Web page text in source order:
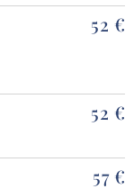
52 €
52 €
57 €